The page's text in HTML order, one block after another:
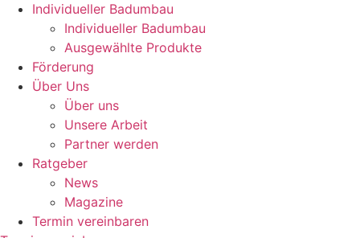
Individueller Badumbau
Individueller Badumbau
Ausgewählte Produkte
Förderung
Über Uns
Über uns
Unsere Arbeit
Partner werden
Ratgeber
News
Magazine
Termin vereinbaren